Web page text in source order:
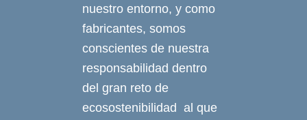
nuestro entorno, y como
fabricantes, somos
conscientes de nuestra
responsabilidad dentro
del gran reto de
ecosostenibilidad al que